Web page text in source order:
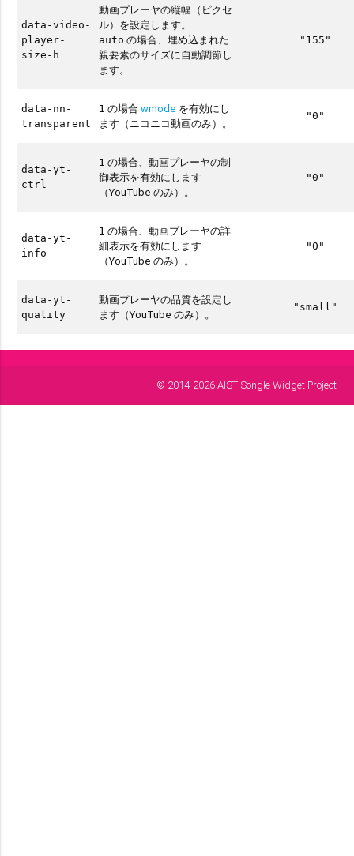
data-video-
player-
size-h
動画プレーヤの縦幅（ピクセ
ル）を設定します。
auto の場合、埋め込まれた
親要素のサイズに自動調節し
ます。
"155"
data-nn-
transparent
1 の場合wmode を有効にし
ます（ニコニコ動画のみ）。
"0"
data-yt-
ctrl
1 の場合、動画プレーヤの制
御表示を有効にします
（YouTube のみ）。
"0"
data-yt-
info
1 の場合、動画プレーヤの詳
細表示を有効にします
（YouTube のみ）。
"0"
data-yt-
quality
動画プレーヤの品質を設定し
ます（YouTube のみ）。
"small"
© 2014-2026 AIST Songle Widget Project